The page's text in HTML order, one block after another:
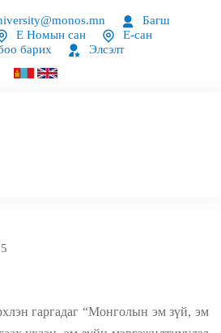
Багш
Е Номын сан
Е-сан
барих
Элсэлт
гаргадаг “Монголын эм зүй, эм